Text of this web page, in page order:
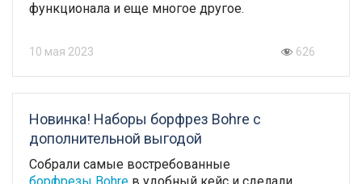
функционала и еще многое другое.
10 мая 2023 626
Новинка! Наборы борфрез Bohre с
дополнительной выгодой
Собрали самые востребованные